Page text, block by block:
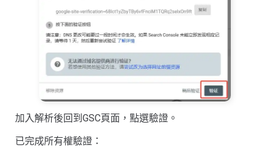
加入解析後回到GSC頁面，點選驗證。
已完成所有權驗證：